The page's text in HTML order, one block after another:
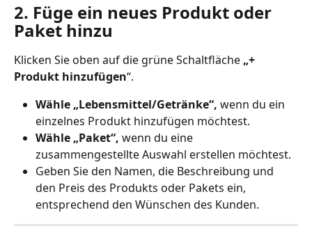
2. Füge ein neues Produkt oder
Paket hinzu
Klicken Sie oben auf die grüne Schaltfläche „+
Produkt hinzufügen“.
Wähle „Lebensmittel/Getränke“, wenn du ein
einzelnes Produkt hinzufügen möchtest.
Wähle „Paket“, wenn du eine
zusammengestellte Auswahl erstellen möchtest.
Geben Sie den Namen, die Beschreibung und
den Preis des Produkts oder Pakets ein,
entsprechend den Wünschen des Kunden.